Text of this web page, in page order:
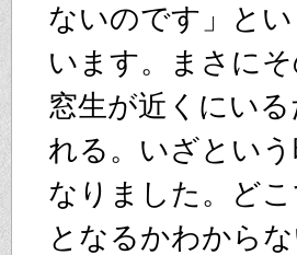
ないのです」と
います。まさに
窓生が近くにい
れる。いざとい
なりました。ど
となるかわから